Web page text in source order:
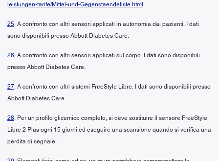
leistungen-tarife/Mittel-und-Gegenstaendeliste.html
25. A confronto con altri sensori applicati in autonomia dai pazienti. I dati
sono disponibili presso Abbott Diabetes Care.
26. A confronto con altri sensori applicati sul corpo. I dati sono disponibili
presso Abbott Diabetes Care.
27. A confronto con altri sistemi FreeStyle Libre. I dati sono disponibili presso
Abbott Diabetes Care.
28. Per un profilo glicemico completo, si deve sostituire il sensore FreeStyle
Libre 2 Plus ogni 15 giorni ed eseguire una scansione quando si verifica una
perdita di segnale.